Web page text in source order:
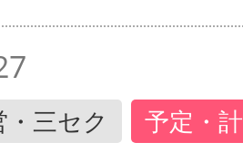
三セク 予定・